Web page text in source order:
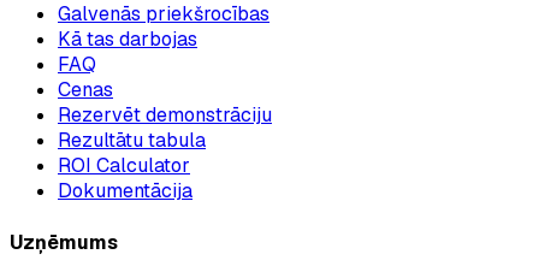
Galvenās priekšrocības
Kā tas darbojas
FAQ
Cenas
Rezervēt demonstrāciju
Rezultātu tabula
ROI Calculator
Dokumentācija
Uzņēmums